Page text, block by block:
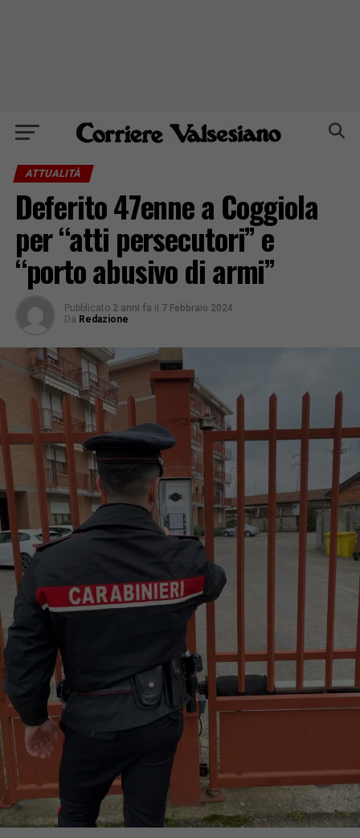
ATTUALITÀ
Deferito 47enne a Coggiola
per “atti persecutori” e
“porto abusivo di armi”
Pubblicato 2 anni fa il 7 Febbraio 2024
Da Redazione